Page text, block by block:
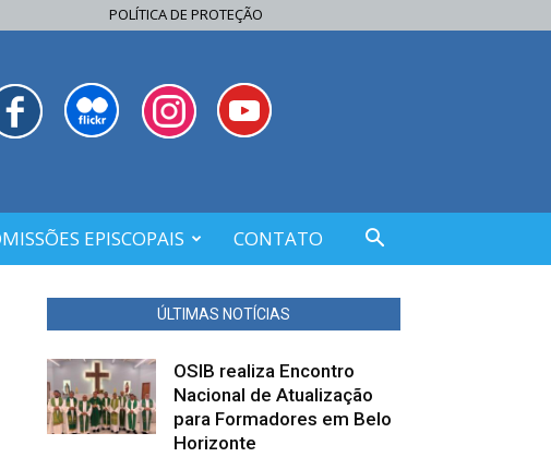
POLÍTICA DE PROTEÇÃO
EPISCOPAIS CONTATO
ÚLTIMAS NOTÍCIAS
OSIB realiza Encontro
Nacional de Atualização
para Formadores em Belo
Horizonte